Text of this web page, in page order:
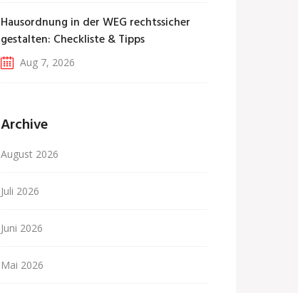
Hausordnung in der WEG rechtssicher
gestalten: Checkliste & Tipps
Aug 7, 2026
Archive
August 2026
Juli 2026
Juni 2026
Mai 2026